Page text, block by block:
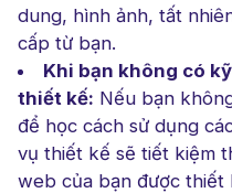
dung, hình ảnh, tất
cấp từ bạn.
Khi bạn không có
thiết kế: Nếu bạn
để học cách sử dụng
vụ thiết kế sẽ tiết kiệm
web của bạn được thiết